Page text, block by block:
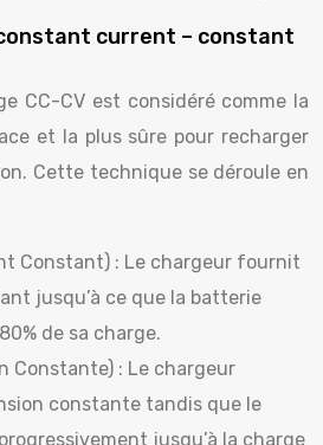
current – constant
CC-CV est considéré comme la
et la plus sûre pour recharger
Cette technique se déroule en
Constant) : Le chargeur fournit
jusqu’à ce que la batterie
de sa charge.
Constante) : Le chargeur
constante tandis que le
jusqu’à la charge